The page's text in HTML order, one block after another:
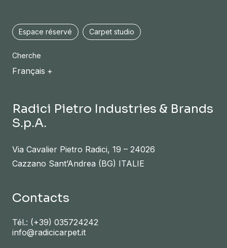
Espace réservé Carpet studio
Cherche
Français
Radici Pietro Industries & Brands
S.p.A.
Via Cavalier Pietro Radici, 19 – 24026
Cazzano Sant’Andrea (BG) ITALIE
Contacts
Tél.: (+39) 035724242
info@radicicarpet.it